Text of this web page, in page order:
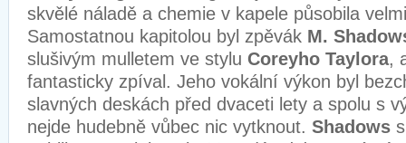
skvělé náladě a chemie v kapele působila
Samostatnou kapitolou byl zpěvák M.
slušivým mulletem ve stylu Coreyho Taylora,
fantasticky zpíval. Jeho vokální výkon byl
slavných deskách před dvaceti lety a spolu s
nejde hudebně vůbec nic vytknout. Shadows